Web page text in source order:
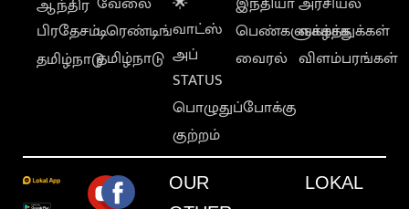
பிரதேசம்
தமிழ்நாடு
டிரெண்டிங்
தமிழ்நாடு
வாட்ஸ்
அப்
STATUS
பொழுதுப்போக்கு
குற்றம்
பெண்களுக்காக
வைரல்
வாழ்த்துக்கள்
விளம்பரங்கள்
OUR
LOKAL